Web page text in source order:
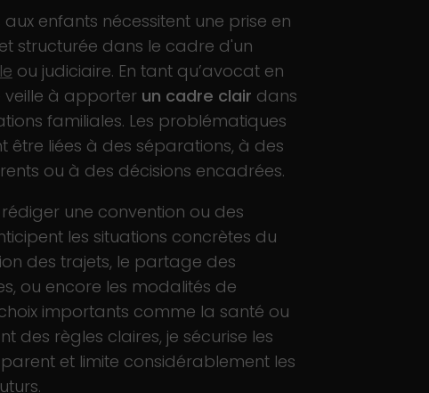
aux enfants nécessitent une prise en
structurée dans le cadre d'un
ou judiciaire. En tant qu’avocat en
veille à apporter un cadre clair dans
familiales. Les problématiques
être liées à des séparations, à des
ou à des décisions encadrées.
une convention ou des
les situations concrètes du
des trajets, le partage des
ou encore les modalités de
importants comme la santé ou
des règles claires, je sécurise les
et limite considérablement les